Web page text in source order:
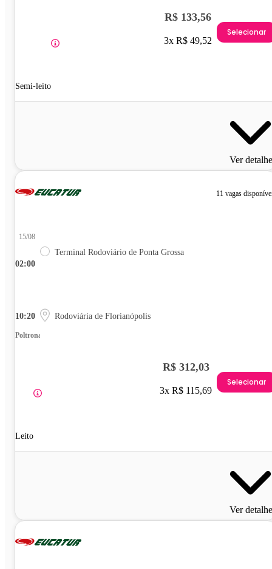
Semi-leito
R$ 133,56
3x R$ 49,52
Selecionar
Ver
11 vagas
02:00
15/08
Terminal Rodoviário de Ponta Grossa
10:20 Rodoviária de Florianópolis
Poltrona
Leito
R$ 312,03
3x R$ 115,69
Selecionar
Ver